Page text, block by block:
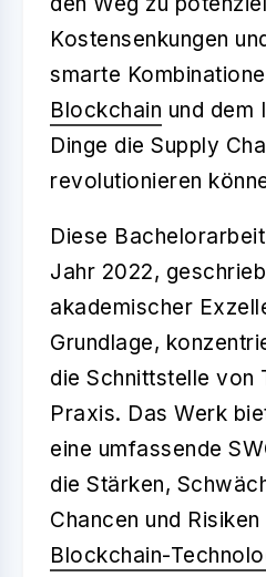
Kostensenkungen
smarte
Blockchain und dem
Dinge die Supply
revolutionieren
Diese
Jahr 2022,
akademischer
Grundlage,
die Schnittstelle von
Praxis. Das Werk
eine umfassende
die Stärken,
Chancen und
Blockchain-